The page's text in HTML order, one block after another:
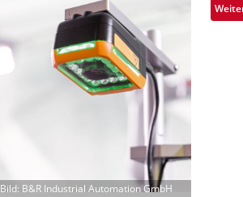
Bild: B&R Industrial Automation GmbH